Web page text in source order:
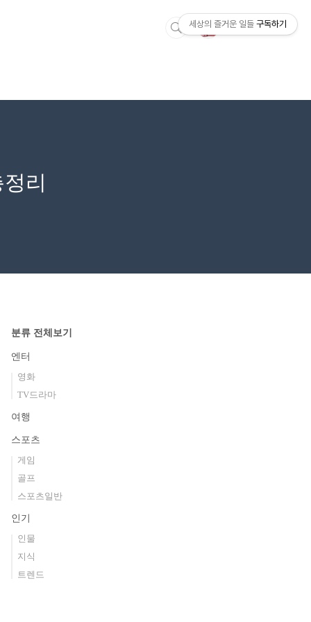
리
분류 전체보기
엔터
영화
TV드라마
여행
스포츠
게임
골프
스포츠일반
인기
인물
지식
트렌드
세상의 즐거운 일들 구독하기